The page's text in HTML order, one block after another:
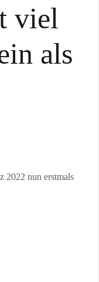
viel
als
2022 nun erstmals